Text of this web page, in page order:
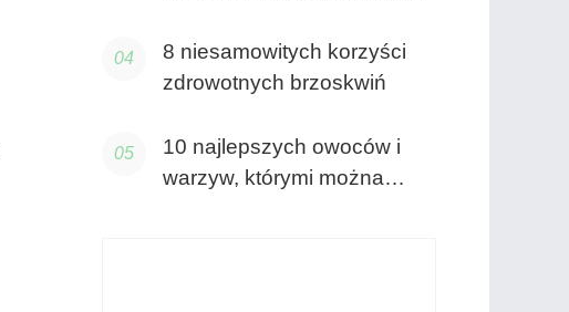
8 niesamowitych korzyści
zdrowotnych brzoskwiń
10 najlepszych owoców i
warzyw, którymi można